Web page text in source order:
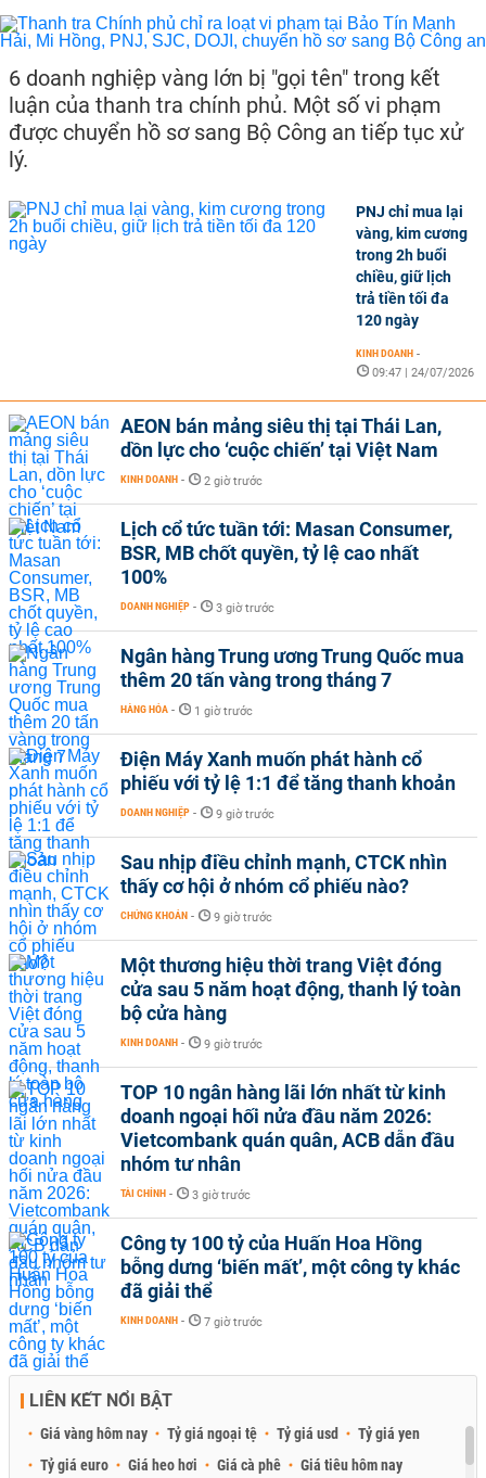
6 doanh nghiệp vàng lớn bị "gọi tên" trong kết
luận của thanh tra chính phủ. Một số vi phạm
được chuyển hồ sơ sang Bộ Công an tiếp tục xử
lý.
PNJ chỉ mua lại
vàng, kim cương
trong 2h buổi
chiều, giữ lịch
trả tiền tối đa
120 ngày
KINH DOANH -
09:47 | 24/07/2026
AEON bán mảng siêu thị tại Thái Lan,
dồn lực cho ‘cuộc chiến’ tại Việt Nam
KINH DOANH - 2 giờ trước
Lịch cổ tức tuần tới: Masan Consumer,
BSR, MB chốt quyền, tỷ lệ cao nhất
100%
DOANH NGHIỆP - 3 giờ trước
Ngân hàng Trung ương Trung Quốc mua
thêm 20 tấn vàng trong tháng 7
HÀNG HÓA - 1 giờ trước
Điện Máy Xanh muốn phát hành cổ
phiếu với tỷ lệ 1:1 để tăng thanh khoản
DOANH NGHIỆP - 9 giờ trước
Sau nhịp điều chỉnh mạnh, CTCK nhìn
thấy cơ hội ở nhóm cổ phiếu nào?
CHỨNG KHOÁN - 9 giờ trước
Một thương hiệu thời trang Việt đóng
cửa sau 5 năm hoạt động, thanh lý toàn
bộ cửa hàng
KINH DOANH - 9 giờ trước
TOP 10 ngân hàng lãi lớn nhất từ kinh
doanh ngoại hối nửa đầu năm 2026:
Vietcombank quán quân, ACB dẫn đầu
nhóm tư nhân
TÀI CHÍNH - 3 giờ trước
Công ty 100 tỷ của Huấn Hoa Hồng
bỗng dưng ‘biến mất’, một công ty khác
đã giải thể
KINH DOANH - 7 giờ trước
LIÊN KẾT NỔI BẬT
Giá vàng hôm nay Tỷ giá ngoại tệ Tỷ giá usd
Tỷ giá yen
Tỷ giá euro
Giá heo hơi Giá cà phê Giá tiêu hôm nay